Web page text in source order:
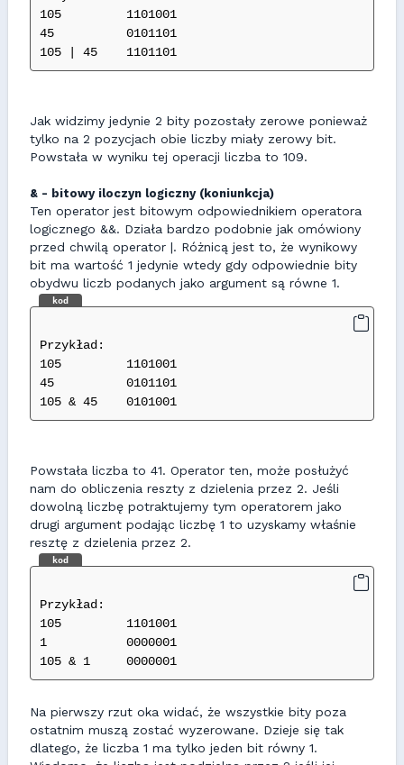
105         1101001
45          0101101
105 | 45    1101101
Jak widzimy jedynie 2 bity pozostały zerowe ponieważ
tylko na 2 pozycjach obie liczby miały zerowy bit.
Powstała w wyniku tej operacji liczba to 109.
& - bitowy iloczyn logiczny (koniunkcja)
Ten operator jest bitowym odpowiednikiem operatora
logicznego &&. Działa bardzo podobnie jak omówiony
przed chwilą operator |. Różnicą jest to, że wynikowy
bit ma wartość 1 jedynie wtedy gdy odpowiednie bity
obydwu liczb podanych jako argument są równe 1.
kod
Przykład:
105         1101001
45          0101101
105 & 45    0101001
Powstała liczba to 41. Operator ten, może posłużyć
nam do obliczenia reszty z dzielenia przez 2. Jeśli
dowolną liczbę potraktujemy tym operatorem jako
drugi argument podając liczbę 1 to uzyskamy właśnie
resztę z dzielenia przez 2.
kod
Przykład:
105         1101001
1           0000001
105 & 1     0000001
Na pierwszy rzut oka widać, że wszystkie bity poza
ostatnim muszą zostać wyzerowane. Dzieje się tak
dlatego, że liczba 1 ma tylko jeden bit równy 1.